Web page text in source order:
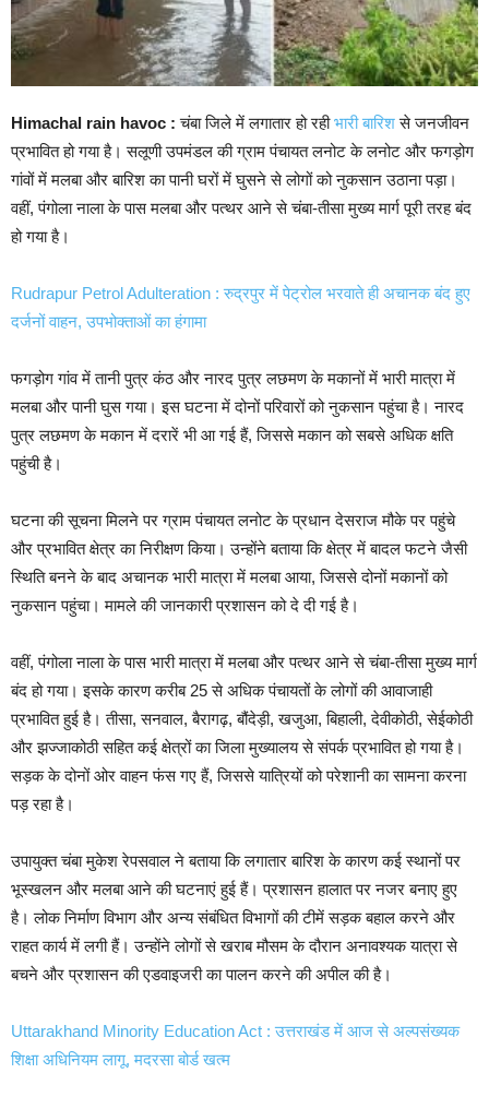
Himachal rain havoc : चंबा जिले में लगातार हो रहीभारी बारिशसे जनजीवन
प्रभावित हो गया है। सलूणी उपमंडल की ग्राम पंचायत लनोट के लनोट और फगड़ोग
गांवों में मलबा और बारिश का पानी घरों में घुसने से लोगों को नुकसान उठाना पड़ा।
वहीं, पंगोला नाला के पास मलबा और पत्थर आने से चंबा-तीसा मुख्य मार्ग पूरी तरह बंद
हो गया है।
Rudrapur Petrol Adulteration : रुद्रपुर में पेट्रोल भरवाते ही अचानक बंद हुए
दर्जनों वाहन, उपभोक्ताओं का हंगामा
फगड़ोग गांव में तानी पुत्र कंठ और नारद पुत्र लछमण के मकानों में भारी मात्रा में
मलबा और पानी घुस गया। इस घटना में दोनों परिवारों को नुकसान पहुंचा है। नारद
पुत्र लछमण के मकान में दरारें भी आ गई हैं, जिससे मकान को सबसे अधिक क्षति
पहुंची है।
घटना की सूचना मिलने पर ग्राम पंचायत लनोट के प्रधान देसराज मौके पर पहुंचे
और प्रभावित क्षेत्र का निरीक्षण किया। उन्होंने बताया कि क्षेत्र में बादल फटने जैसी
स्थिति बनने के बाद अचानक भारी मात्रा में मलबा आया, जिससे दोनों मकानों को
नुकसान पहुंचा। मामले की जानकारी प्रशासन को दे दी गई है।
वहीं, पंगोला नाला के पास भारी मात्रा में मलबा और पत्थर आने से चंबा-तीसा मुख्य मार्ग
बंद हो गया। इसके कारण करीब 25 से अधिक पंचायतों के लोगों की आवाजाही
प्रभावित हुई है। तीसा, सनवाल, बैरागढ़, बौंदेड़ी, खजुआ, बिहाली, देवीकोठी, सेईकोठी
और झज्जाकोठी सहित कई क्षेत्रों का जिला मुख्यालय से संपर्क प्रभावित हो गया है।
सड़क के दोनों ओर वाहन फंस गए हैं, जिससे यात्रियों को परेशानी का सामना करना
पड़ रहा है।
उपायुक्त चंबा मुकेश रेपसवाल ने बताया कि लगातार बारिश के कारण कई स्थानों पर
भूस्खलन और मलबा आने की घटनाएं हुई हैं। प्रशासन हालात पर नजर बनाए हुए
है। लोक निर्माण विभाग और अन्य संबंधित विभागों की टीमें सड़क बहाल करने और
राहत कार्य में लगी हैं। उन्होंने लोगों से खराब मौसम के दौरान अनावश्यक यात्रा से
बचने और प्रशासन की एडवाइजरी का पालन करने की अपील की है।
Uttarakhand Minority Education Act : उत्तराखंड में आज से अल्पसंख्यक
शिक्षा अधिनियम लागू, मदरसा बोर्ड खत्म